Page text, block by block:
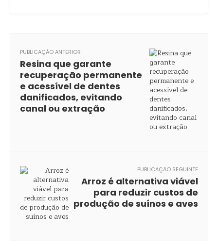
PUBLICAÇÃO ANTERIOR
Resina que garante
recuperação permanente
e acessível de dentes
danificados, evitando
canal ou extração
PUBLICAÇÃO SEGUINTE
Arroz é alternativa viável
para reduzir custos de
produção de suínos e aves